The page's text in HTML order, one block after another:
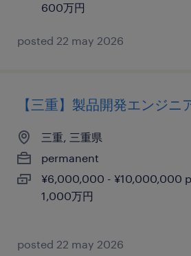
600万円
posted 22 may 2026
【三重】製品開発エンジニ
三重, 三重県
permanent
¥6,000,000 - ¥10,000,000
1,000万円
posted 22 may 2026